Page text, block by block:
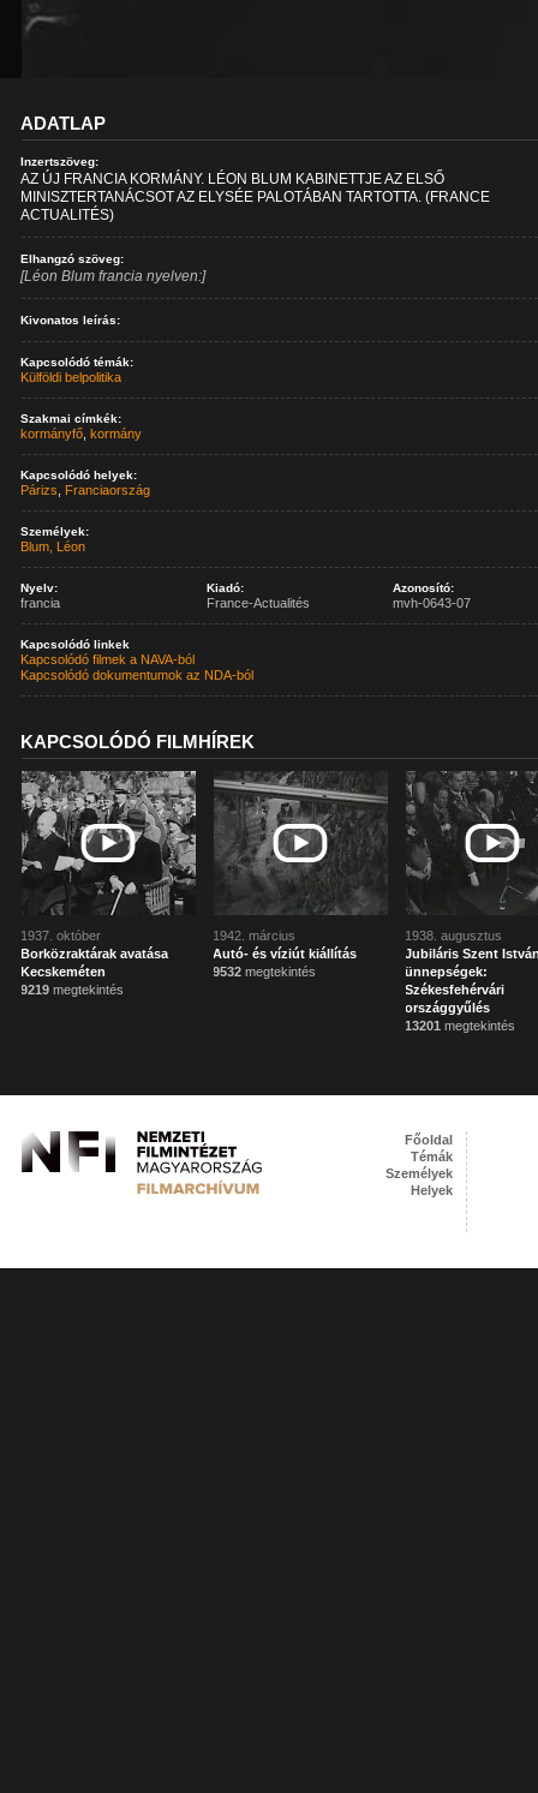
ADATLAP
Inzertszöveg:
AZ ÚJ FRANCIA KORMÁNY. LÉON BLUM KABINETTJE AZ ELSŐ
MINISZTERTANÁCSOT AZ ELYSÉE PALOTÁBAN TARTOTTA. (FRANCE
ACTUALITÉS)
Elhangzó szöveg:
[Léon Blum francia nyelven:]
Kivonatos leírás:
Kapcsolódó témák:
Külföldi belpolitika
Szakmai címkék:
kormányfő ,kormány
Kapcsolódó helyek:
Párizs Franciaország
Személyek:
Blum, Léon
Nyelv:
francia
Kiadó:
France-Actualités
Azonosító:
mvh-0643-07
Kapcsolódó linkek
Kapcsolódó filmek a NAVA-ból
Kapcsolódó dokumentumok az NDA-ból
KAPCSOLÓDÓ FILMHÍREK
1937. október
Borközraktárak avatása
Kecskeméten
9219 megtekintés
1942. március
Autó- és víziút kiállítás
9532 megtekintés
1938. augusztus
Jubiláris Szent
ünnepségek:
Székesfehérvári
országgyűlés
13201 megtekintés
Főoldal
Témák
Személyek
Helyek